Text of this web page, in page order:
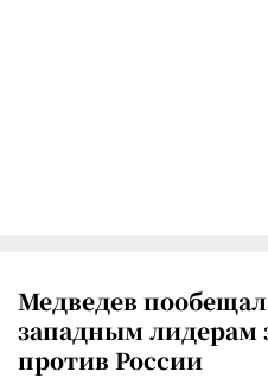
Медведев
западным лидерам
против России